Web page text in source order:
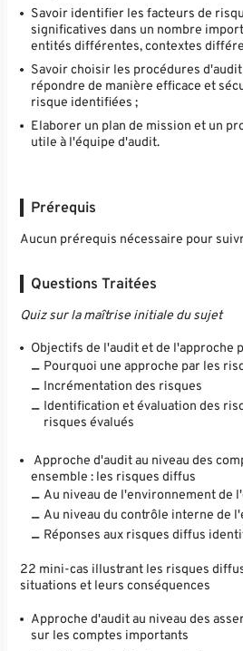
Savoir identifier les facteurs de
significatives dans un nombre
entités différentes, contextes
Savoir choisir les procédures
répondre de manière efficace et
risque identifiées ;
Elaborer un plan de mission et un
utile à l'équipe d'audit.
Prérequis
Aucun prérequis nécessaire pour
Questions Traitées
Quiz sur la maîtrise initiale du sujet
Objectifs de l'audit et de l'approche
Pourquoi une approche par les
Incrémentation des risques
Identification et évaluation des
risques évalués
Approche d'audit au niveau des
ensemble : les risques diffus
Au niveau de l'environnement de
Au niveau du contrôle interne de
Réponses aux risques diffus
22 mini-cas illustrant les risques
situations et leurs conséquences
Approche d'audit au niveau des
sur les comptes importants